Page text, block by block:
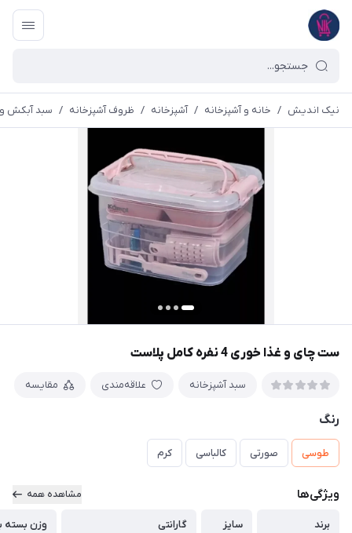
نیک اندیش / خانه و آشپزخانه / آشپزخانه / ظروف آشپزخانه / سبد آبکش
ست چای و غذا خوری 4 نفره کامل پلاست
سبد آشپزخانه علاقه‌مندی مقایسه
رنگ
طوسی صورتی کالباسی کرم
ویژگی‌ها مشاهده همه
برند
سایز
گارانتی
وزن بسته